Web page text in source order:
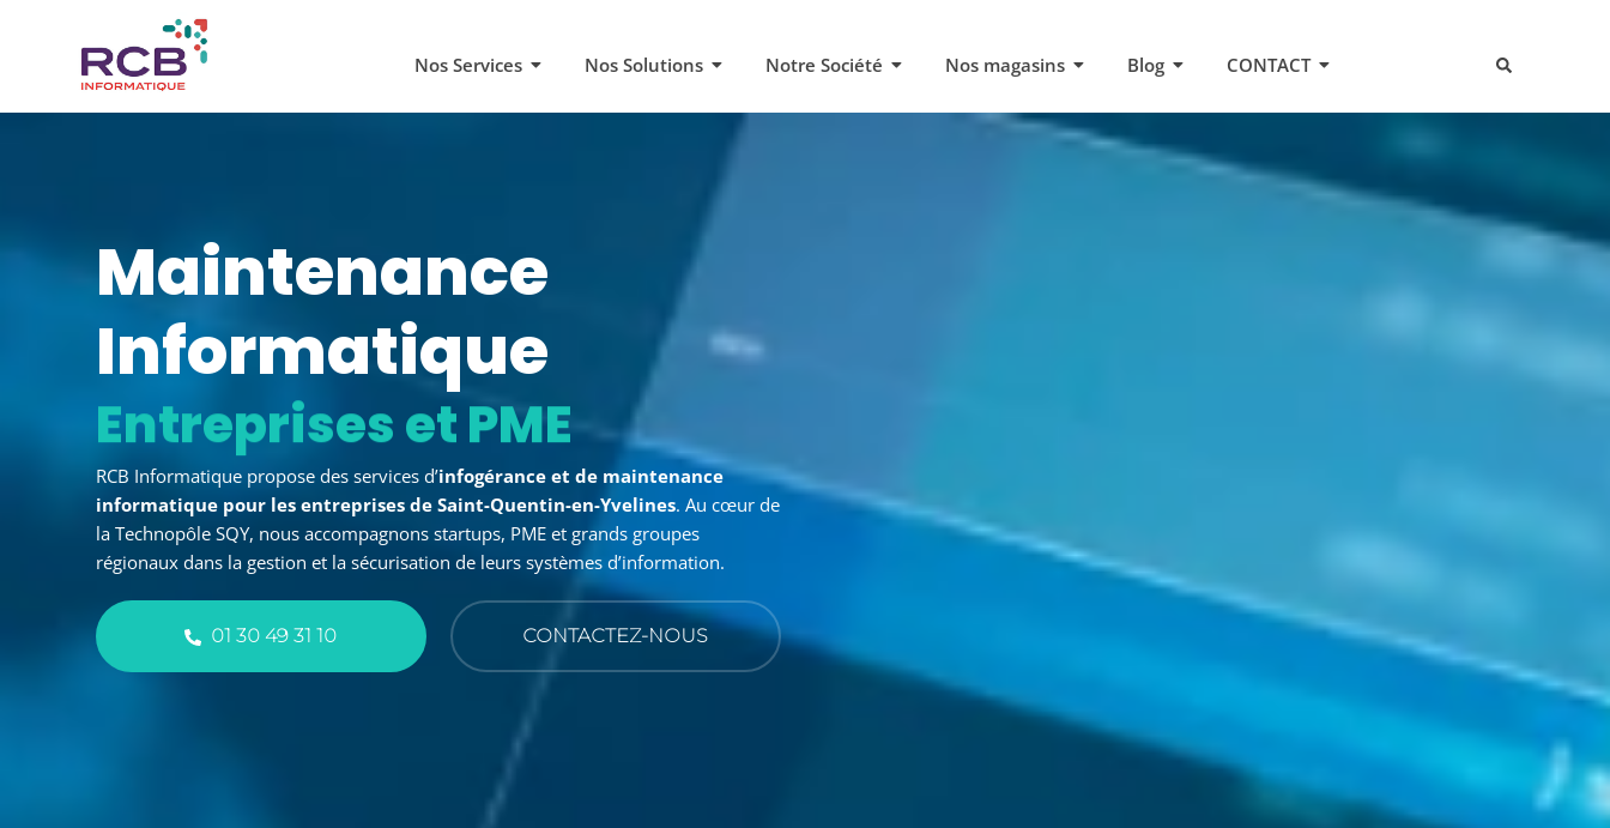
Nos Services Nos Solutions Notre Société Nos magasins Blog CONTACT
Maintenance
Informatique
à Saint-Quentin-en-Yvelines
RCB Informatique propose des services d’infogérance et de maintenance
informatique pour les entreprises de Saint-Quentin-en-Yvelines. Au cœur de
la Technopôle SQY, nous accompagnons startups, PME et grands groupes
régionaux dans la gestion et la sécurisation de leurs systèmes d’information.
01 30 49 31 10 CONTACTEZ-NOUS